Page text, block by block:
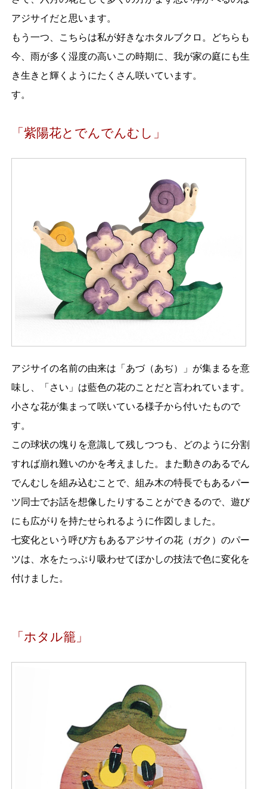
アジサイだと思います。
もう一つ、こちらは私が好きなホタルブクロ。どちらも
今、雨が多く湿度の高いこの時期に、我が家の庭にも生
き生きと輝くようにたくさん咲いています。
す。
「紫陽花とでんでんむし」
アジサイの名前の由来は「あづ（あぢ）」が集まるを意
味し、「さい」は藍色の花のことだと言われています。
小さな花が集まって咲いている様子から付いたもので
す。
この球状の塊りを意識して残しつつも、どのように分割
すれば崩れ難いのかを考えました。また動きのあるでん
でんむしを組み込むことで、組み木の特長でもあるパー
ツ同士でお話を想像したりすることができるので、遊び
にも広がりを持たせられるように作図しました。
七変化という呼び方もあるアジサイの花（ガク）のパー
ツは、水をたっぷり吸わせてぼかしの技法で色に変化を
付けました。
「ホタル籠」